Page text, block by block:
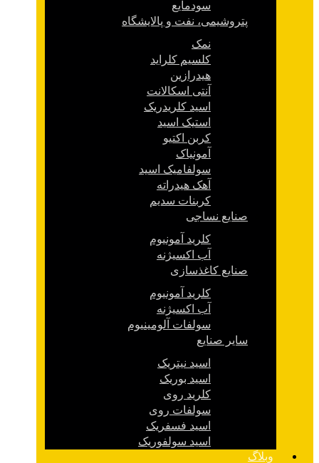
سودمایع
پتروشیمی، نفت و پالایشگاه
نمک
کلسیم کلراید
هیدرازین
آنتی اسکالانت
اسید کلریدریک
استیک اسید
کربن اکتیو
آمونیاک
سولفامیک اسید
آهک هیدراته
کربنات سدیم
صنایع نساجی
کلرید آمونیوم
آب اکسیژنه
صنایع کاغذسازی
کلرید آمونیوم
آب اکسیژنه
سولفات آلومینیوم
سایر صنایع
اسید نیتریک
اسید بوریک
کلرید روی
سولفات روی
اسید فسفریک
اسید سولفوریک
وبلاگ